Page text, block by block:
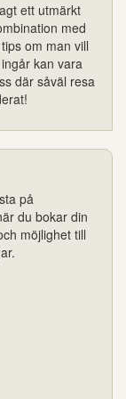
ett utmärkt
med
om man vill
kan vara
där såväl resa
på
du bokar din
möjlighet till